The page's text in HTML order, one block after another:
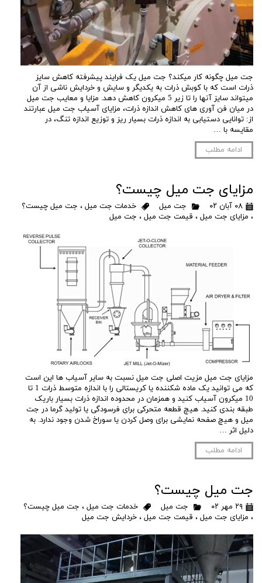
جت میل چگونه کار میکند؟ جت میل یک فرایند پیشرفته کاهش سایز
ذرات است که با کوبش ذرات به یکدیگر و سایش و خردایش ناشی از آن
میتواند سایز آنها را تا زیر 5 میکرون کاهش دهد. مزایا و معایب جت میل
در میان فن آوری های کاهش اندازه ذرات، مزایای آسیاب جت میل عبارتند
از: توانایی دستیابی به اندازه ذرات بسیار ریز و توزیع اندازه تنگ، در
مقایسه با …
ادامه مطلب
مزایای جت میل چیست؟
۰۸ آبان ۰۲ جت میل خدمات جت میل ، جت میل چیست؟
، مزایای جت میل ، قیمت جت میل ، جت میل
مزایای جت میل مزیت اصلی جت میل نسبت به سایر آسیاب ها این است
که می توانید یک ماده شکننده یا کریستالی را با اندازه متوسط ذرات 1 تا
10 میکرون آسیاب کنید و همزمان در محدوده اندازه ذرات بسیار باریک
طبقه بندی کنید. هیچ قطعه متحرکی برای فرسودگی یا تولید گرما در جت
میل و هیچ صفحه نمایشی برای وصل کردن یا سوراخ شدن وجود ندارد. به
دلیل اثر …
ادامه مطلب
جت میل چیست؟
۲۹ مهر ۰۲ جت میل خدمات جت میل ، جت میل چیست؟
، مزایای جت میل ، قیمت جت میل ، خردایش جت میل